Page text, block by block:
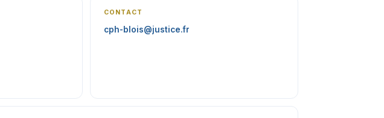
CONTACT
cph-blois@justice.fr